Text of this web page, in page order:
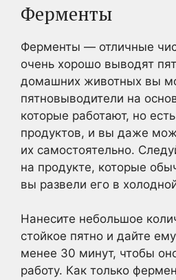
Ферменты
Ферменты — отличные
очень хорошо выводят
домашних животных вы
пятновыводители на
которые работают, но
продуктов, и вы даже
их самостоятельно.
на продукте, которые
вы развели его в
Нанесите небольшое
стойкое пятно и дайте
менее 30 минут, чтобы
работу. Как только